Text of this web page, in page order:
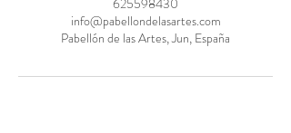
625598430
info@pabellondelasartes.com
Pabellón de las Artes, Jun, España